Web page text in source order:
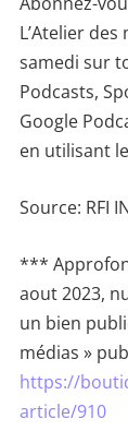
L’Atelier
samedi sur
Podcasts,
Google
en utilisant
Source: RFI
***
aout 2023,
un bien
médias »
https://
article/910